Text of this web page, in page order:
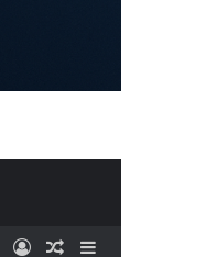
AccesoPublicación al